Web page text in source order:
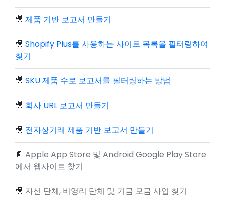
🎥 제품 기반 보고서 만들기
🎥 Shopify Plus를 사용하는 사이트 목록을 필터링하여
찾기
🎥 SKU 제품 수로 보고서를 필터링하는 방법
🎥 회사 URL 보고서 만들기
🎥 전자상거래 제품 기반 보고서 만들기
📄 Apple App Store 및 Android Google Play Store
에서 웹사이트 찾기
🎥 자선 단체, 비영리 단체 및 기금 모금 사업 찾기